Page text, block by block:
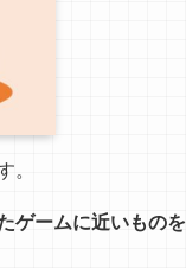
。
ゲームに近いものを